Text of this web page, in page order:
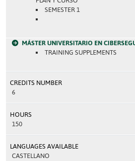
SEMESTER 1
MÁSTER UNIVERSITARIO EN
TRAINING SUPPLEMENTS
CREDITS NUMBER
6
HOURS
150
LANGUAGES AVAILABLE
CASTELLANO